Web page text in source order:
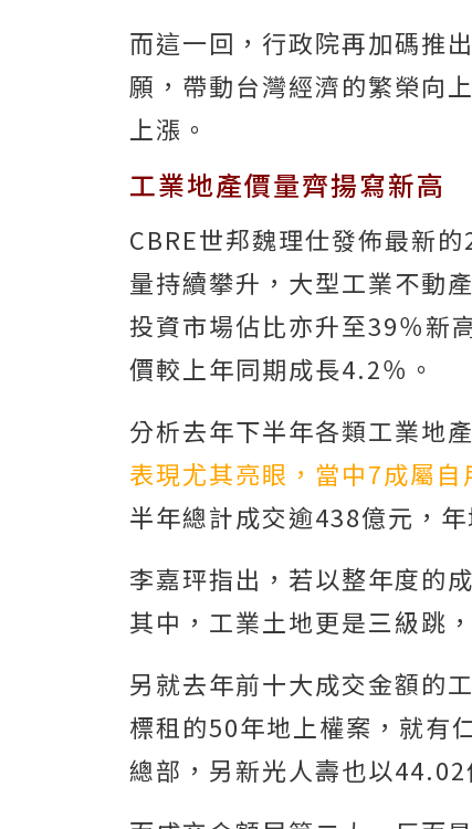
而這一回，行政院再加碼推
願，帶動台灣經濟的繁榮向
上漲。
工業地產價量齊揚寫新高
CBRE世邦魏理仕發佈最新
量持續攀升，大型工業不動
投資市場佔比亦升至39％新
價較上年同期成長4.2％。
分析去年下半年各類工業地
表現尤其亮眼，當中7成屬
半年總計成交逾438億元，
李嘉玶指出，若以整年度的
其中，工業土地更是三級跳
另就去年前十大成交金額的
標租的50年地上權案，就有
總部，另新光人壽也以